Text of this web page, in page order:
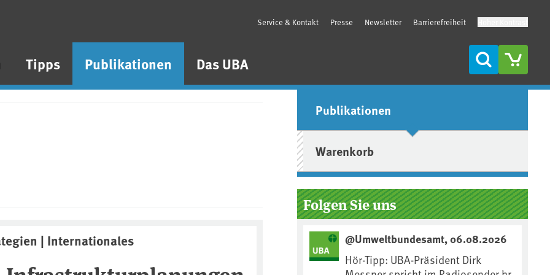
Tipps Publikationen Das UBA
Service & Kontakt Presse Newsletter Barrierefreiheit
Suche
| Internationales
Seitenleiste
Publikationen
Warenkorb
Folgen Sie uns
@Umweltbundesamt, 06.08.2026
Hör-Tipp: UBA-Präsident Dirk